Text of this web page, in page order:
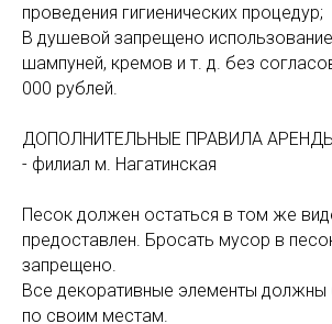
проведения гигиенических процедур;
В душевой запрещено
шампуней, кремов и т. д. без
000 рублей.
ДОПОЛНИТЕЛЬНЫЕ ПРАВИЛА
- филиал м. Нагатинская
Песок должен остаться в том же
предоставлен. Бросать мусор в
запрещено.
Все декоративные элементы
по своим местам.